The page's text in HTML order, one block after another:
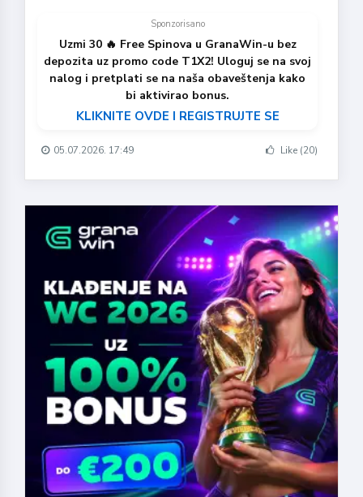
Sponzorisano
Uzmi 30 🔥 Free Spinova u GranaWin-u bez
depozita uz promo code T1X2! Uloguj se na svoj
nalog i pretplati se na naša obaveštenja kako
bi aktivirao bonus.
KLIKNITE OVDE I REGISTRUJTE SE
05.07.2026. 17:49 Like (20)